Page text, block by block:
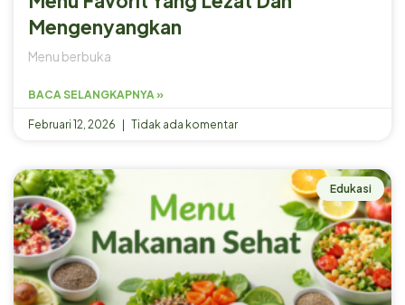
Mengenyangkan
Menu berbuka
BACA SELANGKAPNYA »
Februari 12, 2026 Tidak ada komentar
Edukasi